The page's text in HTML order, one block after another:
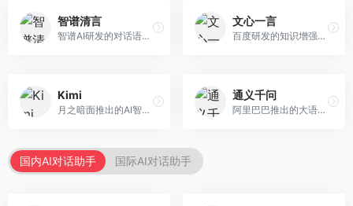
智谱清言
智谱AI研发的对话语言模型，支持中英双语交互。面向中文用户和开发者，提供知识问答、代码编写、文档解读等服务，开源生态完善，学术研究背景深厚。
文心一言
百度研发的知识增强大语言模型，深度融合百度知识图谱和搜索能力。面向中文用户，提供知识问答、文本创作、逻辑推理等服务，中文语境理解准确，知识覆盖面广。
Kimi
月之暗面推出的AI智能助手，核心优势在于超长文本处理能力，支持20万字以上文档分析。面向学术研究者、职场人士和内容创作者，提供文档解读、PPT生成、联网搜索等综合服务。
通义千问
阿里巴巴推出的大语言模型平台，提供对话问答、文档处理、图像理解、代码编写等全方位AI服务。面向企业用户和个人开发者，集成阿里云生态，支持多模态交互，企业级安全保障。
国内AI对话助手 国际AI对话助手